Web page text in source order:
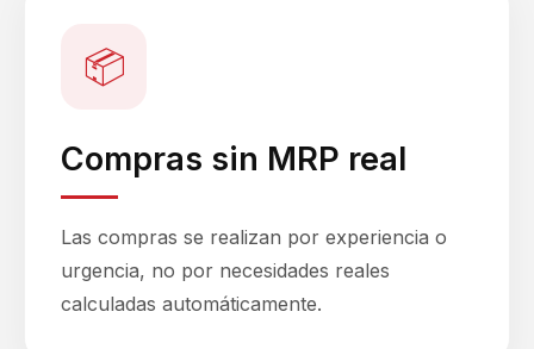
📦
Compras sin MRP real
Las compras se realizan por experiencia o
urgencia, no por necesidades reales
calculadas automáticamente.